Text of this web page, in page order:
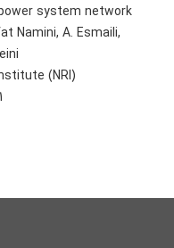
system network
Namini, A. Esmaili,
(NRI)